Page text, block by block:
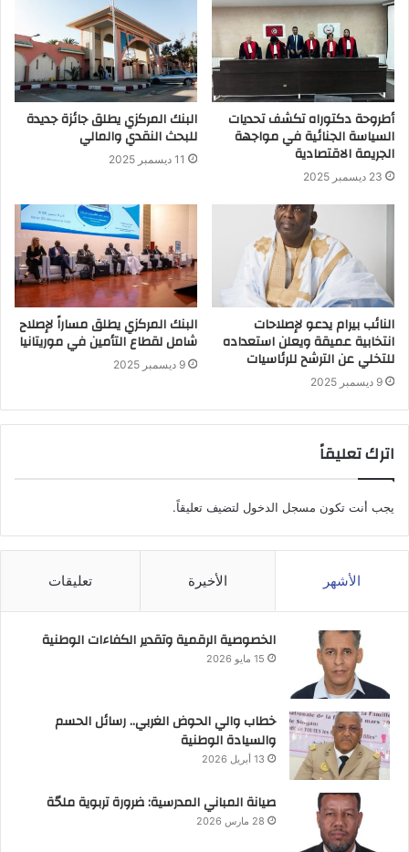
أطروحة دكتوراه تكشف تحديات
السياسة الجنائية في مواجهة
الجريمة الاقتصادية
23 ديسمبر 2025
البنك المركزي يطلق جائزة جديدة
للبحث النقدي والمالي
11 ديسمبر 2025
النائب بيرام يدعو لإصلاحات
انتخابية عميقة ويعلن استعداده
للتخلي عن الترشح للرئاسيات
9 ديسمبر 2025
البنك المركزي يطلق مساراً لإصلاح
شامل لقطاع التأمين في موريتانيا
9 ديسمبر 2025
اترك تعليقاً
يجب أنت تكون مسجل الدخول لتضيف تعليقاً.
الأشهر الأخيرة تعليقات
الخصوصية الرقمية وتقدير الكفاءات الوطنية
15 مايو 2026
خطاب والي الحوض الغربي.. رسائل الحسم
والسيادة الوطنية
13 أبريل 2026
صيانة المباني المدرسية: ضرورة تربوية ملحّة
28 مارس 2026